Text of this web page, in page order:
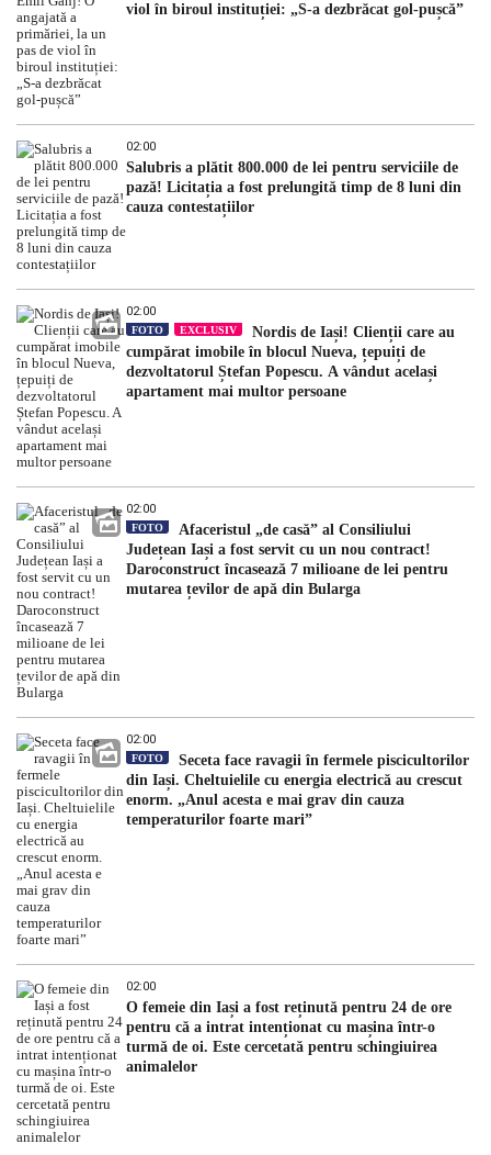
viol în biroul instituției: „S-a dezbrăcat gol-pușcă”
02:00
Salubris a plătit 800.000 de lei pentru serviciile de
pază! Licitația a fost prelungită timp de 8 luni din
cauza contestațiilor
02:00
FOTO EXCLUSIV
Nordis de Iași! Clienții care au
cumpărat imobile în blocul Nueva, țepuiți de
dezvoltatorul Ștefan Popescu. A vândut același
apartament mai multor persoane
02:00
FOTO
Afaceristul „de casă” al Consiliului
Județean Iași a fost servit cu un nou contract!
Daroconstruct încasează 7 milioane de lei pentru
mutarea țevilor de apă din Bularga
02:00
FOTO
Seceta face ravagii în fermele piscicultorilor
din Iași. Cheltuielile cu energia electrică au crescut
enorm. „Anul acesta e mai grav din cauza
temperaturilor foarte mari”
02:00
O femeie din Iași a fost reținută pentru 24 de ore
pentru că a intrat intenționat cu mașina într-o
turmă de oi. Este cercetată pentru schingiuirea
animalelor